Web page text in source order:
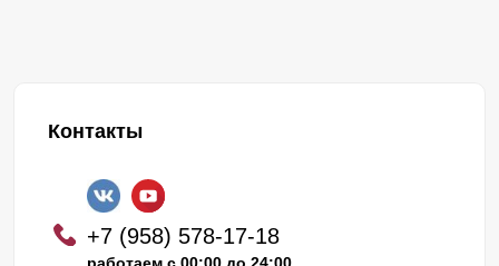
Контакты
+7 (958) 578-17-18